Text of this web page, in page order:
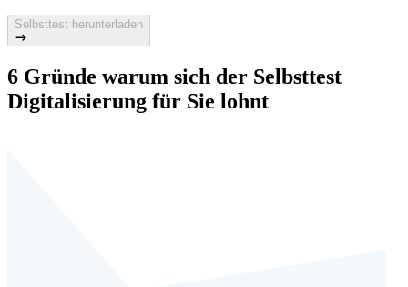
Selbsttest herunterladen
6 Gründe warum sich der Selbsttest
Digitalisierung für Sie lohnt